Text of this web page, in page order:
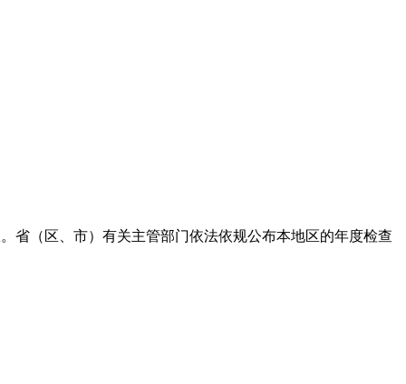
省（区、市）有关主管部门依法依规公布本地区的年度检查